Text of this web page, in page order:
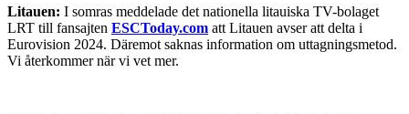
Litauen: I somras meddelade det nationella litauiska TV-bolaget
LRT till fansajten ESCToday.com att Litauen avser att delta i
Eurovision 2024. Däremot saknas information om uttagningsmetod.
Vi återkommer när vi vet mer.